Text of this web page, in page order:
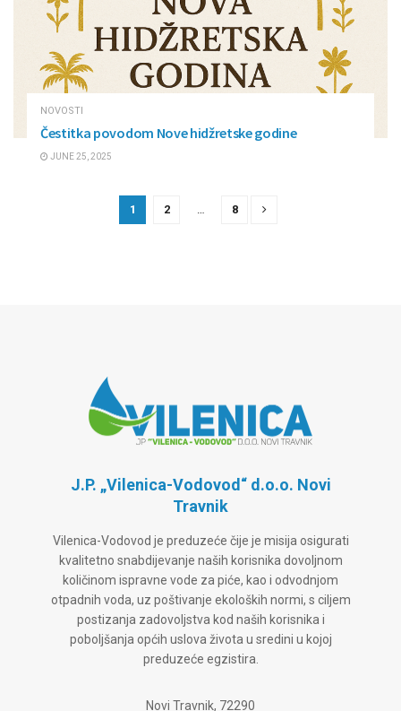
NOVOSTI
Čestitka povodom Nove hidžretske godine
JUNE 25, 2025
1 2 8
J.P. „Vilenica-Vodovod“ d.o.o. Novi
Travnik
Vilenica-Vodovod je preduzeće čije je misija osigurati
kvalitetno snabdijevanje naših korisnika dovoljnom
količinom ispravne vode za piće, kao i odvodnjom
otpadnih voda, uz poštivanje ekoloških normi, s ciljem
postizanja zadovoljstva kod naših korisnika i
poboljšanja općih uslova života u sredini u kojoj
preduzeće egzistira.
Novi Travnik, 72290